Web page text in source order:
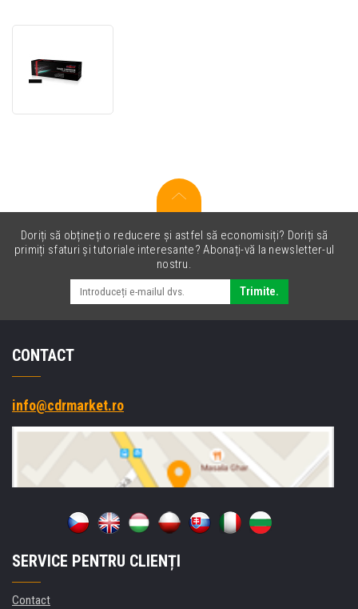
pentru
Doriți să obțineți o reducere și astfel să economisiți? Doriți să
primiți sfaturi și tutoriale interesante? Abonați-vă la newsletter-ul
nostru.
Trimite.
CONTACT
info@cdrmarket.ro
SERVICE PENTRU CLIENȚI
Contact